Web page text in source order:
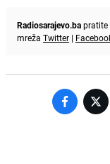
Radiosarajevo.bapratite
mreža Twitter |